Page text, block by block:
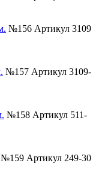
№156 Артикул 3109
№157 Артикул 3109-
№158 Артикул 511-
№159 Артикул 249-30